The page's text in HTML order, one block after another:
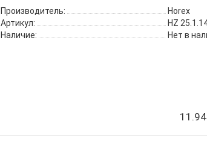
Производитель:
Horex
Артикул:
HZ
Наличие:
Нет в